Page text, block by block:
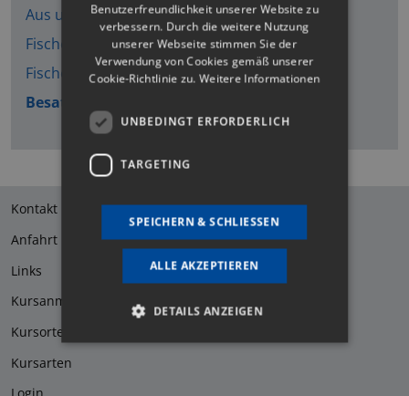
Aus unserer Fischerzeitung
Fischen in Vorarlberg
Fische des Jahres
Besatz- und Fangdaten 2025
Kontakt
Anfahrt
Links
Kursanmeldung
Kursorte
Kursarten
Benutzerfreundlichkeit unserer Website zu
verbessern. Durch die weitere Nutzung
unserer Webseite stimmen Sie der
Verwendung von Cookies gemäß unserer
Cookie-Richtlinie zu.Weitere Informationen
UNBEDINGT ERFORDERLICH
TARGETING
SPEICHERN & SCHLIESSEN
ALLE AKZEPTIEREN
DETAILS ANZEIGEN